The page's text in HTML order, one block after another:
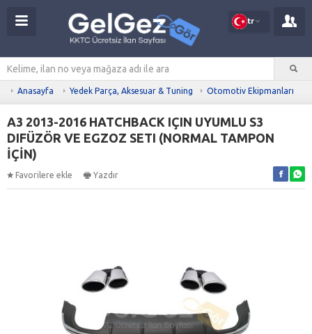
tr
Anasayfa Yedek Parça, Aksesuar & Tuning Otomotiv Ekipmanları
A3 2013-2016 HATCHBACK IÇIN UYUMLU S3
DIFÜZÖR VE EGZOZ SETI (NORMAL TAMPON
İÇİN)
Favorilere ekle Yazdır